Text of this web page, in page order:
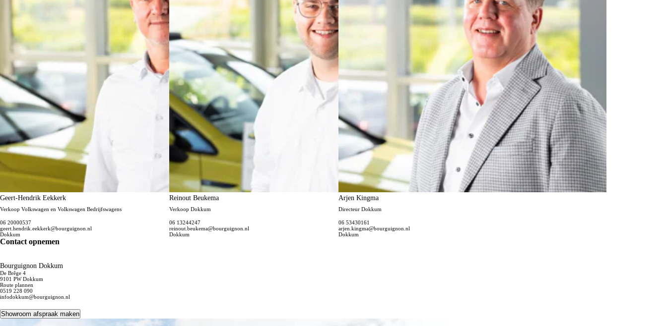
Geert-Hendrik Eekkerk
Verkoop Volkswagen en Volkswagen Bedrijfswagens
06 20000537
geert.hendrik.eekkerk@bourguignon.nl
Dokkum
Reinout Beukema
Verkoop Dokkum
06 13244247
reinout.beukema@bourguignon.nl
Dokkum
Arjen Kingma
Directeur Dokkum
06 53430161
arjen.kingma@bourguignon.nl
Dokkum
Contact opnemen
Bourguignon Dokkum
De Brêge 4
9101 PW Dokkum
Route plannen
0519 228 090
infodokkum@bourguignon.nl
Showroom afspraak maken